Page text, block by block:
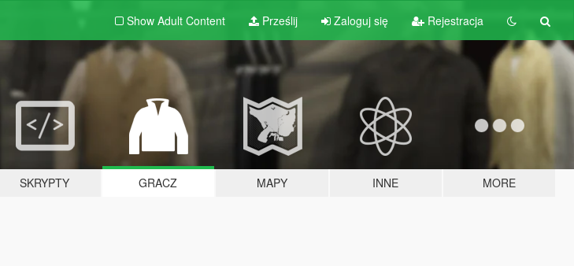
Show Adult Content Prześlij Zaloguj się Rejestracja
SKRYPTY GRACZ MAPY INNE MORE